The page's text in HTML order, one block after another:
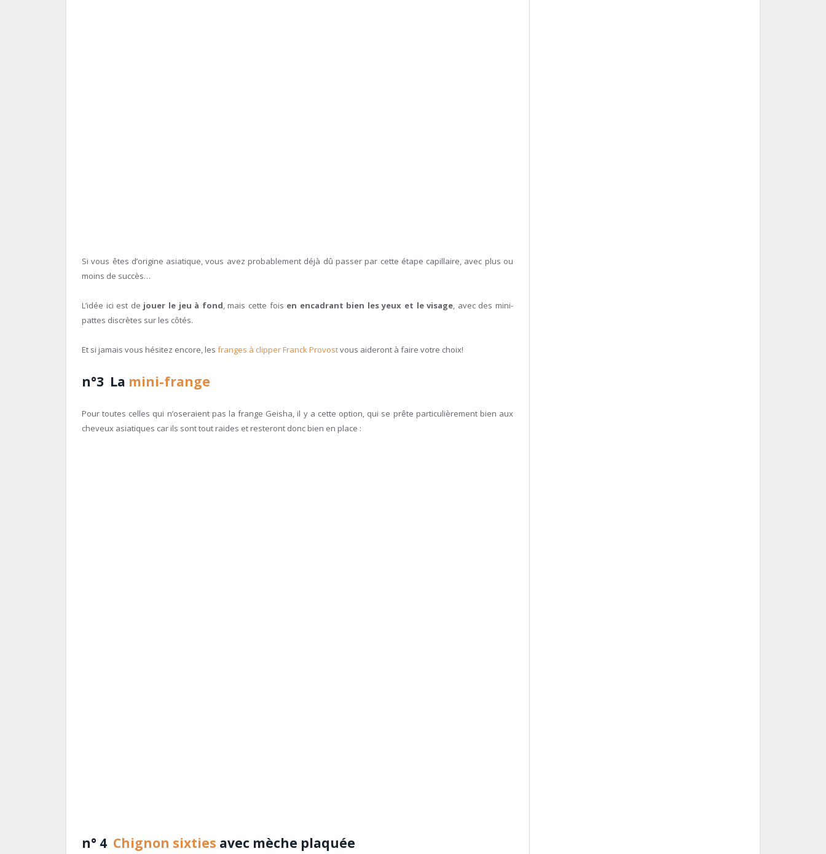
Si vous êtes d’origine asiatique, vous avez probablement déjà dû passer par cette étape capillaire, avec plus ou
moins de succès…
L’idée ici est de jouer le jeu à fond, mais cette fois en encadrant bien les yeux et le visage, avec des mini-
pattes discrètes sur les côtés.
Et si jamais vous hésitez encore, les franges à clipper Franck Provostvous aideront à faire votre choix!
n°3 La mini-frange
Pour toutes celles qui n’oseraient pas la frange Geisha, il y a cette option, qui se prête particulièrement bien aux
cheveux asiatiques car ils sont tout raides et resteront donc bien en place :
n° 4 Chignon sixties avec mèche plaquée